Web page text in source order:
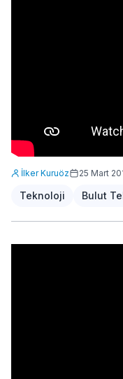
İlker Kuruöz 25 Mart
Teknoloji Bulut